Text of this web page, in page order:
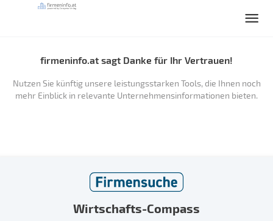
firmeninfo.at sagt Danke für Ihr Vertrauen!
Nutzen Sie künftig unsere leistungsstarken Tools, die Ihnen noch
mehr Einblick in relevante Unternehmensinformationen bieten.
Wirtschafts-Compass